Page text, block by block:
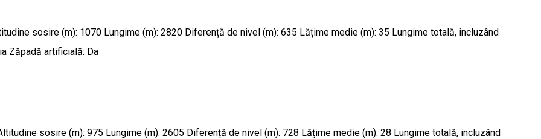
sosire (m): 1070 Lungime (m): 2820 Diferență de nivel (m): 635 Lățime medie (m): 35 Lungime totală, incluzând
Zăpadă artificială: Da
sosire (m): 975 Lungime (m): 2605 Diferență de nivel (m): 728 Lățime medie (m): 28 Lungime totală, incluzând